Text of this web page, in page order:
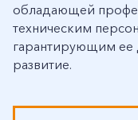
обладающей
техническим
гарантирующим ее
развитие.